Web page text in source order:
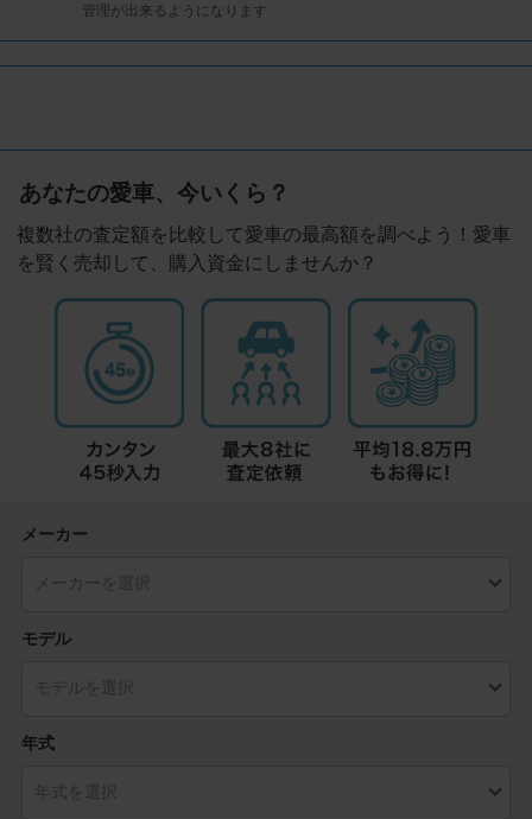
管理が出来るようになります
あなたの愛車、今いくら？
複数社の査定額を比較して愛車の最高額を調べよう！愛車
を賢く売却して、購入資金にしませんか？
メーカー
モデル
年式